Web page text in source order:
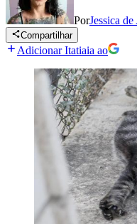
PorJessica
Compartilhar
Adicionar Itatiaia ao